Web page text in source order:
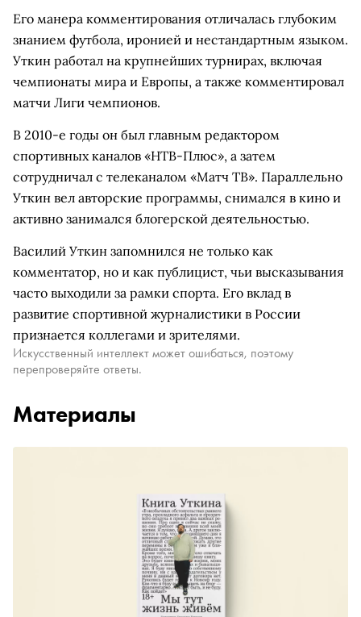
Его манера комментирования отличалась глубоким
знанием футбола, иронией и нестандартным языком.
Уткин работал на крупнейших турнирах, включая
чемпионаты мира и Европы, а также комментировал
матчи Лиги чемпионов.
В 2010-е годы он был главным редактором
спортивных каналов «НТВ-Плюс», а затем
сотрудничал с телеканалом «Матч ТВ». Параллельно
Уткин вел авторские программы, снимался в кино и
активно занимался блогерской деятельностью.
Василий Уткин запомнился не только как
комментатор, но и как публицист, чьи высказывания
часто выходили за рамки спорта. Его вклад в
развитие спортивной журналистики в России
признается коллегами и зрителями.
Искусственный интеллект может ошибаться, поэтому
перепроверяйте ответы.
Материалы